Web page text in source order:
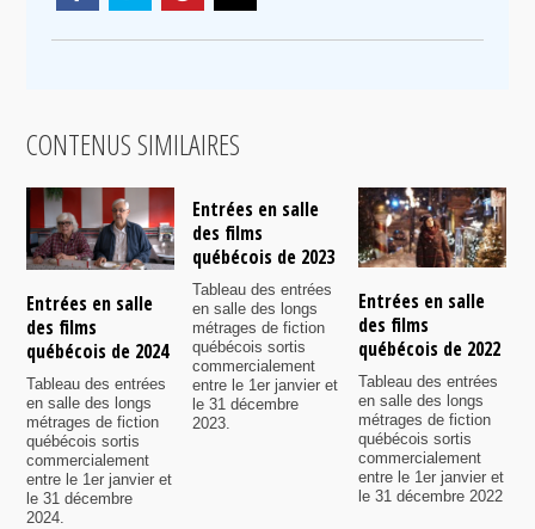
CONTENUS SIMILAIRES
Entrées en salle
des films
québécois de 2024
Tableau des entrées
en salle des longs
métrages de fiction
québécois sortis
commercialement
entre le 1er janvier et
le 31 décembre
2024.
Entrées en salle
des films
québécois de 2023
Tableau des entrées
en salle des longs
métrages de fiction
québécois sortis
commercialement
entre le 1er janvier et
le 31 décembre
2023.
Entrées en salle
des films
québécois de 2022
Tableau des entrées
en salle des longs
métrages de fiction
québécois sortis
commercialement
entre le 1er janvier et
le 31 décembre 2022